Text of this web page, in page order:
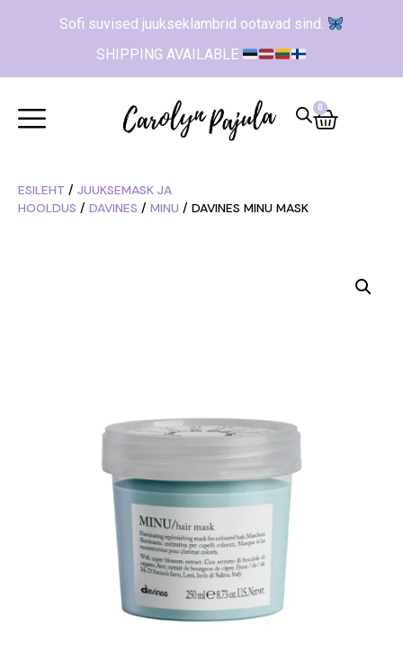
Sofi suvised juukseklambrid ootavad sind.
SHIPPING AVAILABLE
0
ESILEHT / JUUKSEMASK JA
HOOLDUS / DAVINES / MINU / DAVINES MINU MASK